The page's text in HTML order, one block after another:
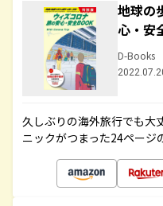
地球の
心・安
D-Books
久しぶりの海外旅行でも大
ニックがつまった24ページ